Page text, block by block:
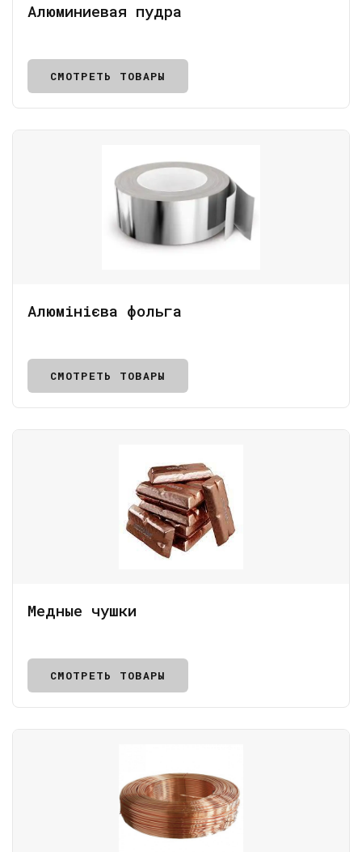
Алюминиевая пудра
СМОТРЕТЬ ТОВАРЫ
Алюмінієва фольга
СМОТРЕТЬ ТОВАРЫ
Медные чушки
СМОТРЕТЬ ТОВАРЫ